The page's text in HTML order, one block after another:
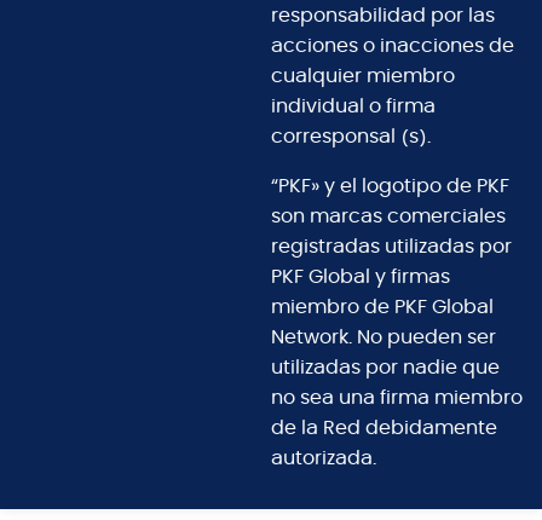
responsabilidad por las
acciones o inacciones de
cualquier miembro
individual o firma
corresponsal (s).
“PKF» y el logotipo de PKF
son marcas comerciales
registradas utilizadas por
PKF Global y firmas
miembro de PKF Global
Network. No pueden ser
utilizadas por nadie que
no sea una firma miembro
de la Red debidamente
autorizada.